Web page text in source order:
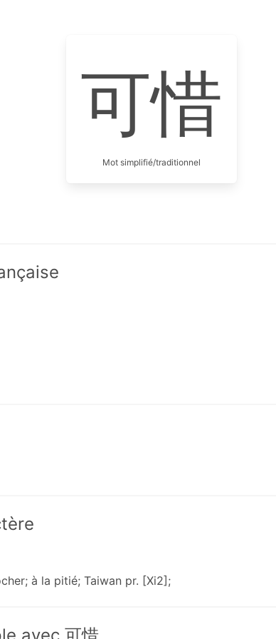
可惜
Mot simplifié/traditionnel
à la pitié; Taiwan pr. [Xi2];